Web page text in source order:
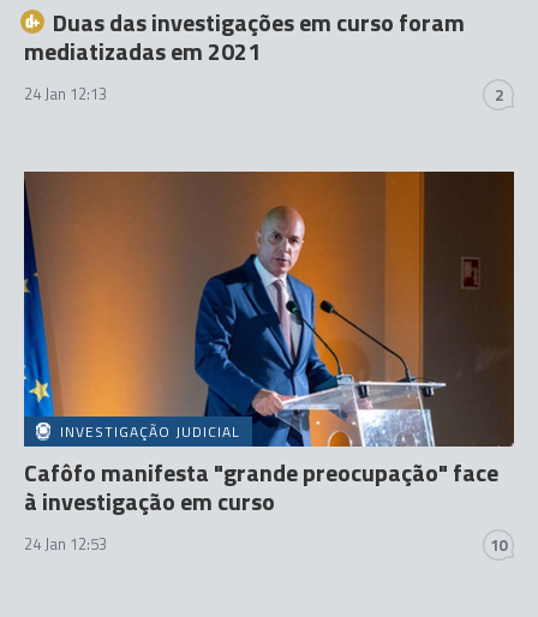
Duas das investigações em curso foram
mediatizadas em 2021
24 Jan 12:13 2
INVESTIGAÇÃO JUDICIAL
Cafôfo manifesta "grande preocupação" face
à investigação em curso
24 Jan 12:53 10